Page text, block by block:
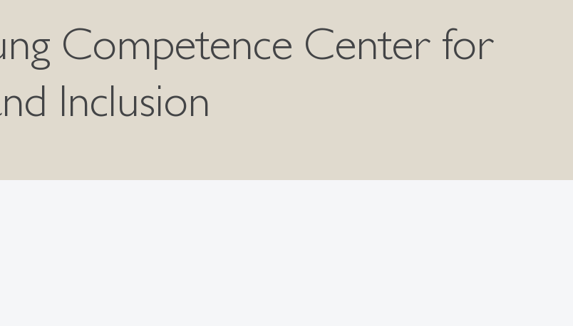
Competence Center for
Inclusion